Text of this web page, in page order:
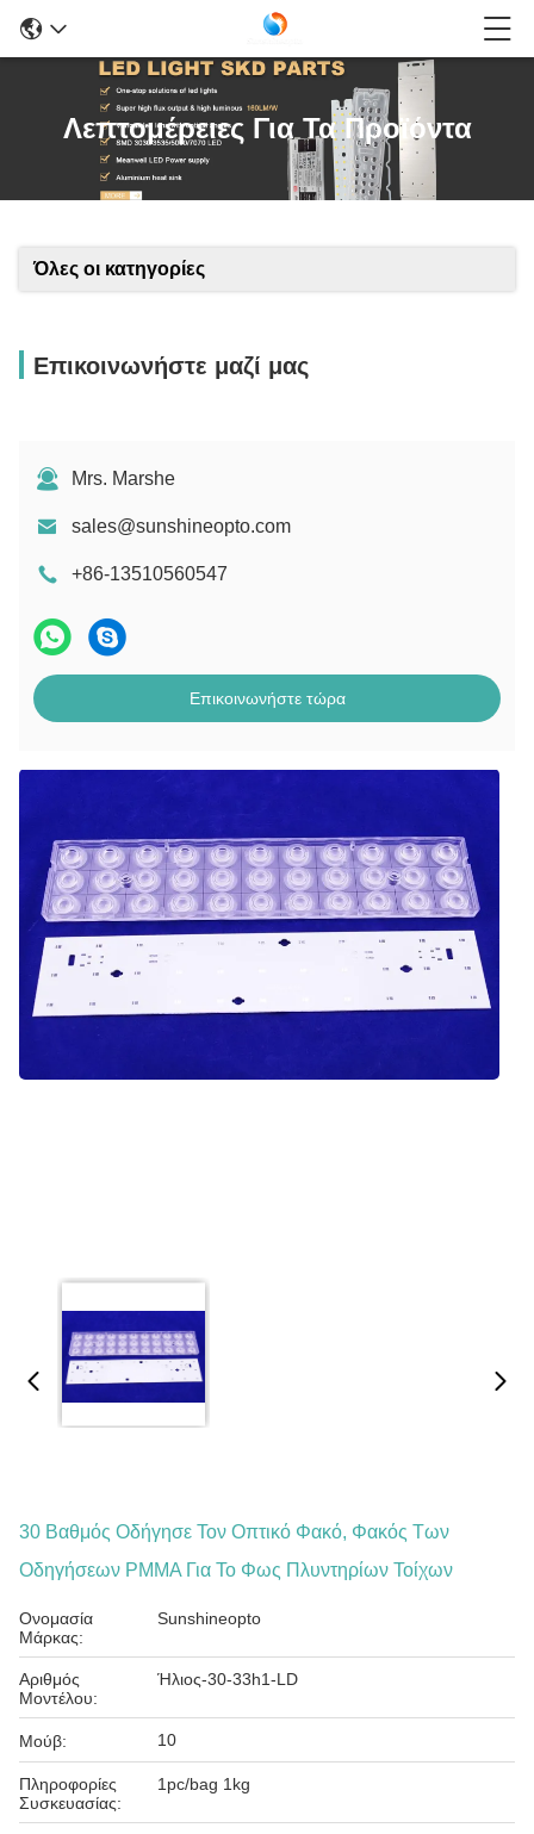
Λεπτομέρειες Για Τα Προϊόντα
Όλες οι κατηγορίες
Επικοινωνήστε μαζί μας
Mrs. Marshe
sales@sunshineopto.com
+86-13510560547
Επικοινωνήστε τώρα
30 Βαθμός Οδήγησε Τον Οπτικό Φακό, Φακός Των
Οδηγήσεων PMMA Για Το Φως Πλυντηρίων Τοίχων
Ονομασία
Μάρκας:
Sunshineopto
Αριθμός
Μοντέλου:
Ήλιος-30-33h1-LD
Μούβ: 10
Πληροφορίες
Συσκευασίας:
1pc/bag 1kg